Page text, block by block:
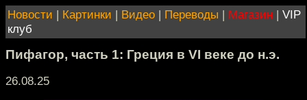
Новости | Картинки | Видео | Переводы | Магазин | VIP
клуб
Пифагор, часть 1: Греция в VI веке до н.э.
26.08.25